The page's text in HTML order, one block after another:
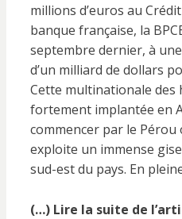
millions d’euros au
banque française, la
septembre dernier, à
d’un milliard de dollars
Cette multinationale des
fortement implantée en
commencer par le Pérou
exploite un immense
sud-est du pays. En
(…) Lire la suite de